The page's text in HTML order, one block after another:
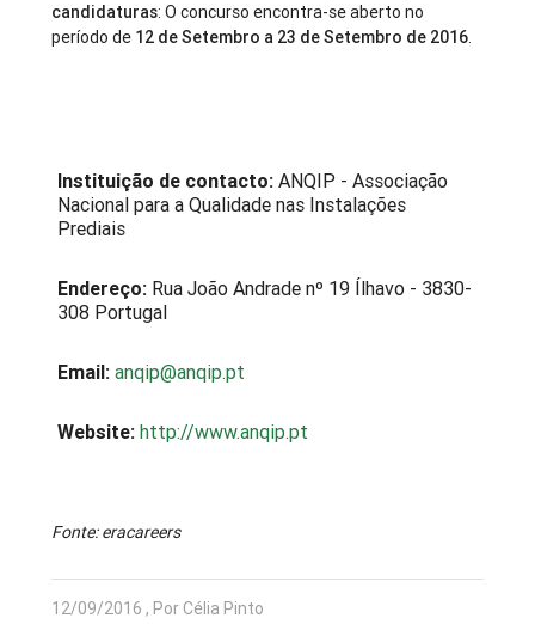
candidaturas: O concurso encontra-se aberto no
período de 12 de Setembro a 23 de Setembro de 2016.
Instituição de contacto: ANQIP - Associação
Nacional para a Qualidade nas Instalações
Prediais
Endereço: Rua João Andrade nº 19 Ílhavo - 3830-
308 Portugal
Email: anqip@anqip.pt
Website: http://www.anqip.pt
Fonte: eracareers
12/09/2016 , Por Célia Pinto